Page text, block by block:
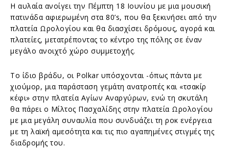
Η αυλαία ανοίγει την Πέμπτη 18 Ιουνίου με μια μουσική
πατινάδα αφιερωμένη στα 80’s, που θα ξεκινήσει από την
πλατεία Ωρολογίου και θα διασχίσει δρόμους, αγορά και
πλατείες, μετατρέποντας το κέντρο της πόλης σε έναν
μεγάλο ανοιχτό χώρο συμμετοχής.
Το ίδιο βράδυ, οι Polkar υπόσχονται -όπως πάντα με
χιούμορ, μια παράσταση γεμάτη ανατροπές και «τσακίρ
κέφι» στην πλατεία Αγίων Αναργύρων, ενώ τη σκυτάλη
θα πάρει ο Μίλτος Πασχαλίδης στην πλατεία Ωρολογίου
με μια μεγάλη συναυλία που συνδυάζει τη ροκ ενέργεια
με τη λαϊκή αμεσότητα και τις πιο αγαπημένες στιγμές της
διαδρομής του.